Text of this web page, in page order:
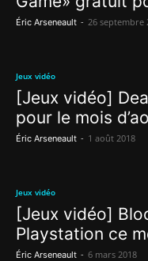
Éric Arseneault - 26 septembre
Jeux vidéo
[Jeux vidéo]
pour le mois
Éric Arseneault - 1 août 2018
Jeux vidéo
[Jeux vidéo]
Playstation ce
Éric Arseneault - 6 mars 2018